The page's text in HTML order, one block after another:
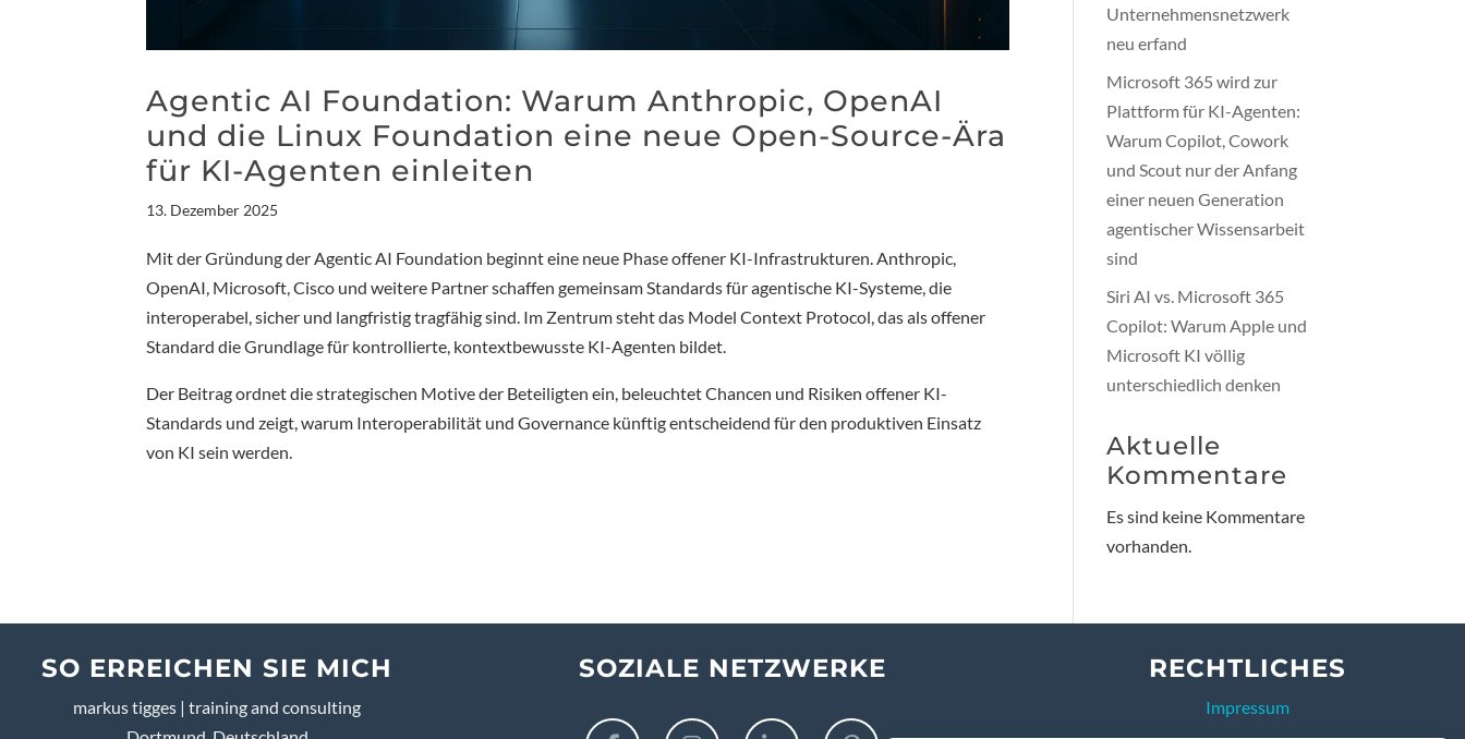
Agentic AI Foundation: Warum Anthropic, OpenAI
und die Linux Foundation eine neue Open-Source-Ära
für KI-Agenten einleiten
13. Dezember 2025
Mit der Gründung der Agentic AI Foundation beginnt eine neue Phase offener KI-Infrastrukturen. Anthropic,
OpenAI, Microsoft, Cisco und weitere Partner schaffen gemeinsam Standards für agentische KI-Systeme, die
interoperabel, sicher und langfristig tragfähig sind. Im Zentrum steht das Model Context Protocol, das als offener
Standard die Grundlage für kontrollierte, kontextbewusste KI-Agenten bildet.
Der Beitrag ordnet die strategischen Motive der Beteiligten ein, beleuchtet Chancen und Risiken offener KI-
Standards und zeigt, warum Interoperabilität und Governance künftig entscheidend für den produktiven Einsatz
von KI sein werden.
Unternehmensnetzwerk
neu erfand
Microsoft 365 wird zur
Plattform für KI-Agenten:
Warum Copilot, Cowork
und Scout nur der Anfang
einer neuen Generation
agentischer Wissensarbeit
sind
Siri AI vs. Microsoft 365
Copilot: Warum Apple und
Microsoft KI völlig
unterschiedlich denken
Aktuelle
Kommentare
Es sind keine Kommentare
vorhanden.
SO ERREICHEN SIE MICH
markus tigges | training and consulting
SOZIALE NETZWERKE RECHTLICHES
Impressum